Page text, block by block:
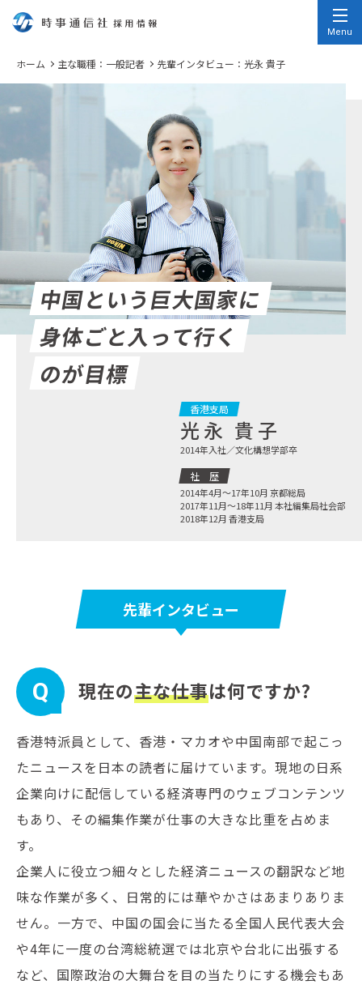
Menu
ホーム 主な職種：一般記者 先輩インタビュー：光永 貴子
中国という巨大国家に
身体ごと入って行く
のが目標
香港支局
光永 貴子
2014年入社／文化構想学部卒
社歴
2014年4月～17年10月 京都総局
2017年11月～18年11月 本社編集局社会部
2018年12月 香港支局
先輩インタビュー
Q 現在の主な仕事は何ですか?
香港特派員として、香港・マカオや中国南部で起こっ
たニュースを日本の読者に届けています。現地の日系
企業向けに配信している経済専門のウェブコンテンツ
もあり、その編集作業が仕事の大きな比重を占めま
す。
企業人に役立つ細々とした経済ニュースの翻訳など地
味な作業が多く、日常的には華やかさはあまりありま
せん。一方で、中国の国会に当たる全国人民代表大会
や4年に一度の台湾総統選では北京や台北に出張する
など、国際政治の大舞台を目の当たりにする機会もあ